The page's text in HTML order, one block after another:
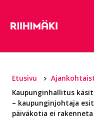
Etusivu
Kaupunginhallitus
– kaupunginjohtaja
päiväkotia ei rakenneta